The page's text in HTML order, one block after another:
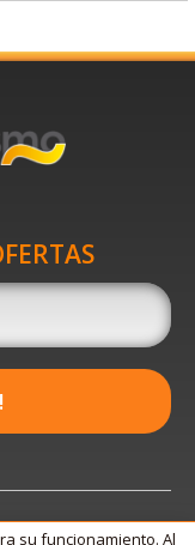
su funcionamiento. Al